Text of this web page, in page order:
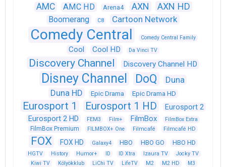
AMC AMC HD Arena4 AXN AXN HD
Boomerang C8 Cartoon Network
Comedy Central Comedy Central Family
Cool Cool HD Da Vinci TV
Discovery Channel Discovery Channel HD
Disney Channel DoQ
Duna
Duna HD
Epic Drama Epic Drama HD
Eurosport 1 Eurosport 1 HD
Eurosport 2
Eurosport 2 HD
FEM3 Film+ FilmBox FilmBox Extra
FilmBox Premium FILMBOX+ One Filmcafé Filmcafé HD
FOX FOX HD Galaxy4 HBO HBO GO HBO HD
HGTV History Humor+ ID ID Xtra Izaura TV
Jocky TV
Kiwi TV
Kölyökklub LiChi TV LifeTV M2 M2 HD M3